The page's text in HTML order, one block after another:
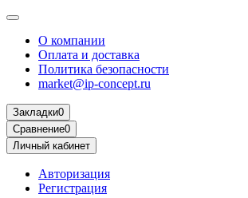
О компании
Оплата и доставка
Политика безопасности
market@ip-concept.ru
Закладки0
Сравнение0
Личный кабинет
Авторизация
Регистрация